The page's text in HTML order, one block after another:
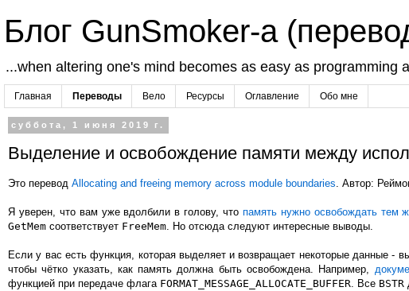
Блог GunSmoker-а
...when altering one's mind becomes as easy as programming
Главная Переводы Вело Ресурсы Оглавление Обо мне
суббота, 1 июня 2019 г.
Выделение и освобождение памяти между
Это перевод Allocating and freeing memory across module boundaries. Автор:
Я уверен, что вам уже вдолбили в голову, что память нужно освобождать тем
GetMem соответствует FreeMem. Но отсюда следуют интересные выводы.
Если у вас есть функция, которая выделяет и возвращает некоторые данные -
чтобы чётко указать, как память должна быть освобождена. Например,
функцией при передаче флага FORMAT_MESSAGE_ALLOCATE_BUFFER. Все BSTR